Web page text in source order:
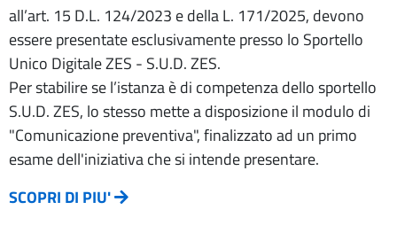
all’art. 15 D.L. 124/2023 e della L. 171/2025, devono
essere presentate esclusivamente presso lo Sportello
Unico Digitale ZES - S.U.D. ZES.
Per stabilire se l’istanza è di competenza dello sportello
S.U.D. ZES, lo stesso mette a disposizione il modulo di
"Comunicazione preventiva", finalizzato ad un primo
esame dell'iniziativa che si intende presentare.
SCOPRI DI PIU'